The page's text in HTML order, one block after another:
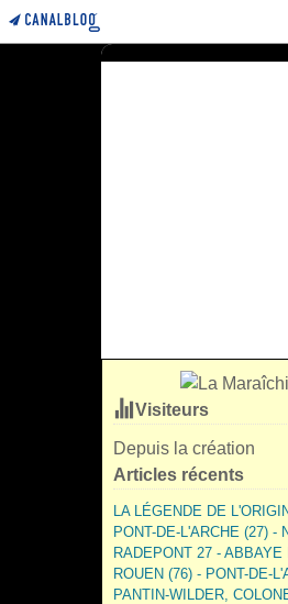
Visiteurs
Depuis la création
Articles récents
LA LÉGENDE DE
PONT-DE-L'ARCHE (27) -
RADEPONT 27 -
ROUEN (76) - PONT-DE-
PANTIN-WILDER,